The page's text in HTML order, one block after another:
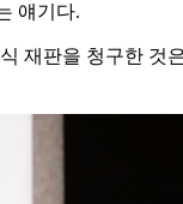
얘기다.
재판을 청구한